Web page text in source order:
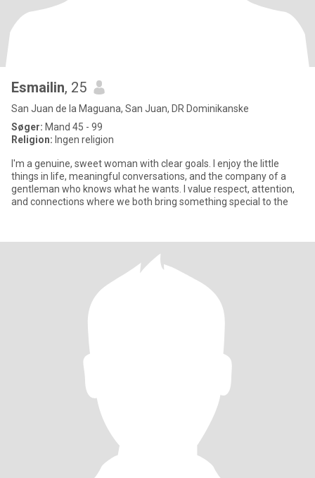
Esmailin, 25
San Juan de la Maguana, San Juan, DR Dominikanske
Søger: Mand 45 - 99
Religion: Ingen religion
I'm a genuine, sweet woman with clear goals. I enjoy the little
things in life, meaningful conversations, and the company of a
gentleman who knows what he wants. I value respect, attention,
and connections where we both bring something special to the